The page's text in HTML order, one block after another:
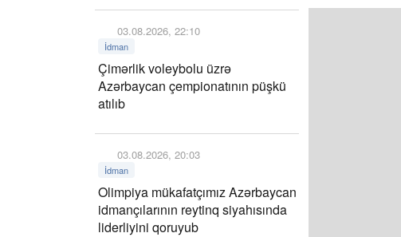
03.08.2026, 22:10
İdman
Çimərlik voleybolu üzrə
Azərbaycan çempionatının püşkü
atılıb
03.08.2026, 20:03
İdman
Olimpiya mükafatçımız Azərbaycan
idmançılarının reytinq siyahısında
liderliyini qoruyub